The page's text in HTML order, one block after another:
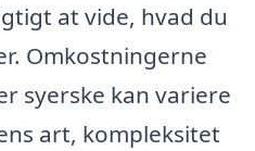
at vide, hvad du
Omkostningerne
syerske kan variere
art, kompleksitet